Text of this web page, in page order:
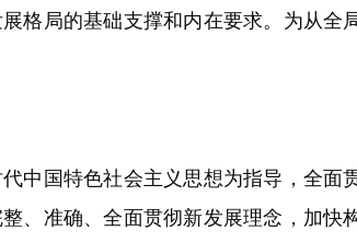
局的基础支撑和内在要求。为从全
国特色社会主义思想为指导，全面
、准确、全面贯彻新发展理念，加